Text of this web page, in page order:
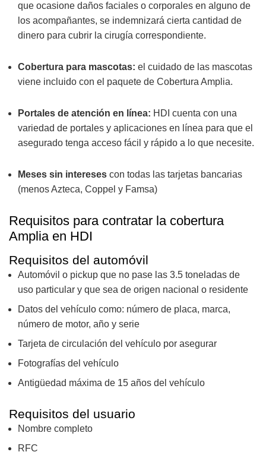
que ocasione daños faciales o corporales en alguno de
los acompañantes, se indemnizará cierta cantidad de
dinero para cubrir la cirugía correspondiente.
Cobertura para mascotas: el cuidado de las mascotas
viene incluido con el paquete de Cobertura Amplia.
Portales de atención en línea: HDI cuenta con una
variedad de portales y aplicaciones en línea para que el
asegurado tenga acceso fácil y rápido a lo que necesite.
Meses sin intereses con todas las tarjetas bancarias
(menos Azteca, Coppel y Famsa)
Requisitos para contratar la cobertura
Amplia en HDI
Requisitos del automóvil
Automóvil o pickup que no pase las 3.5 toneladas de
uso particular y que sea de origen nacional o residente
Datos del vehículo como: número de placa, marca,
número de motor, año y serie
Tarjeta de circulación del vehículo por asegurar
Fotografías del vehículo
Antigüedad máxima de 15 años del vehículo
Requisitos del usuario
Nombre completo
RFC